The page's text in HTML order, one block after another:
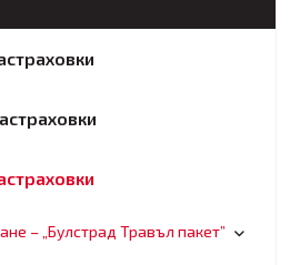
– „Булстрад Травъл пакет”